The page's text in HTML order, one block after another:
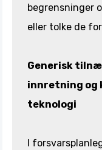
begrensninger
eller tolke de
Generisk
innretning og
teknologi
I